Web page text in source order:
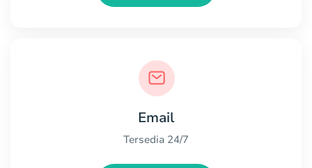
Email
Tersedia 24/7